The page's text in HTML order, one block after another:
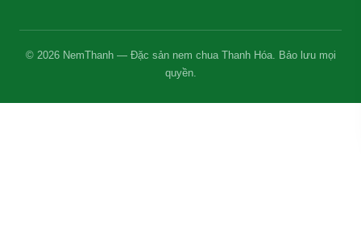
© 2026 NemThanh — Đặc sản nem chua Thanh Hóa. Bảo lưu mọi
quyền.